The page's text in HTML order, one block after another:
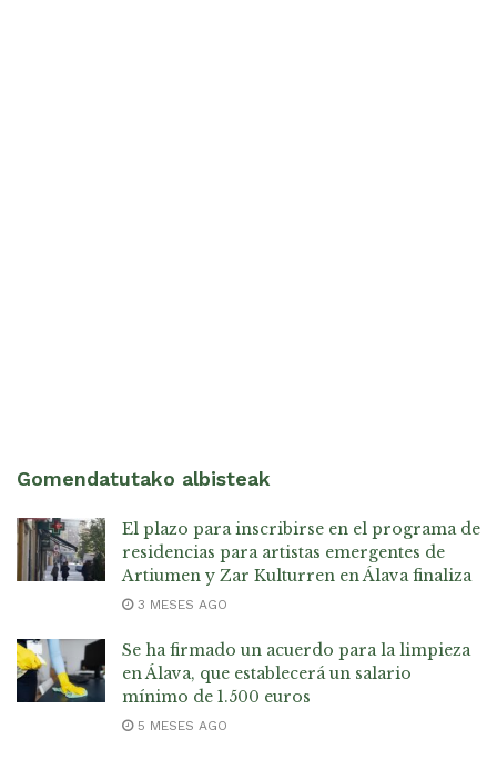
Gomendatutako albisteak
El plazo para inscribirse en el programa de
residencias para artistas emergentes de
Artiumen y Zar Kulturren en Álava finaliza
3 MESES AGO
Se ha firmado un acuerdo para la limpieza
en Álava, que establecerá un salario
mínimo de 1.500 euros
5 MESES AGO